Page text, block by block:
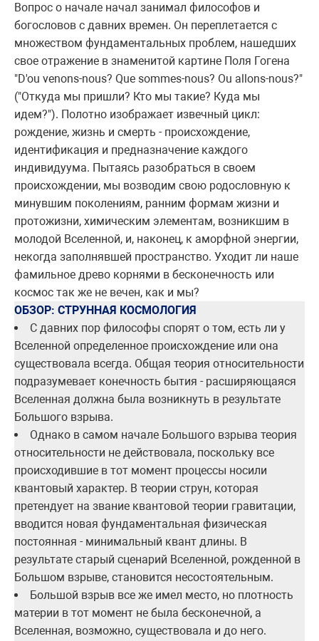
Вопрос о начале начал занимал философов и
богословов с давних времен. Он переплетается с
множеством фундаментальных проблем, нашедших
свое отражение в знаменитой картине Поля Гогена
"D'ou venons-nous? Que sommes-nous? Ou allons-nous?"
("Откуда мы пришли? Кто мы такие? Куда мы
идем?"). Полотно изображает извечный цикл:
рождение, жизнь и смерть - происхождение,
идентификация и предназначение каждого
индивидуума. Пытаясь разобраться в своем
происхождении, мы возводим свою родословную к
минувшим поколениям, ранним формам жизни и
протожизни, химическим элементам, возникшим в
молодой Вселенной, и, наконец, к аморфной энергии,
некогда заполнявшей пространство. Уходит ли наше
фамильное древо корнями в бесконечность или
космос так же не вечен, как и мы?
ОБЗОР: СТРУННАЯ КОСМОЛОГИЯ
С давних пор философы спорят о том, есть ли у
Вселенной определенное происхождение или она
существовала всегда. Общая теория относительности
подразумевает конечность бытия - расширяющаяся
Вселенная должна была возникнуть в результате
Большого взрыва.
Однако в самом начале Большого взрыва теория
относительности не действовала, поскольку все
происходившие в тот момент процессы носили
квантовый характер. В теории струн, которая
претендует на звание квантовой теории гравитации,
вводится новая фундаментальная физическая
постоянная - минимальный квант длины. В
результате старый сценарий Вселенной, рожденной в
Большом взрыве, становится несостоятельным.
Большой взрыв все же имел место, но плотность
материи в тот момент не была бесконечной, а
Вселенная, возможно, существовала и до него.